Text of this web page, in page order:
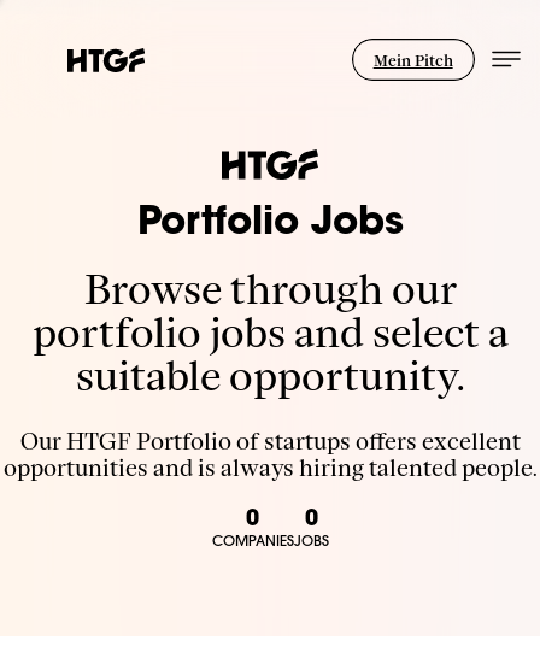
Mein Pitch
Portfolio Jobs
Browse through our
portfolio jobs and select a
suitable opportunity.
Our HTGF Portfolio of startups offers excellent
opportunities and is always hiring talented people.
0
COMPANIES
0
JOBS